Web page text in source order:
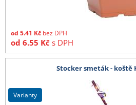
od 5.41 Kč bez DPH
od 6.55 Kč s DPH
Stocker smeták - koště
varianty